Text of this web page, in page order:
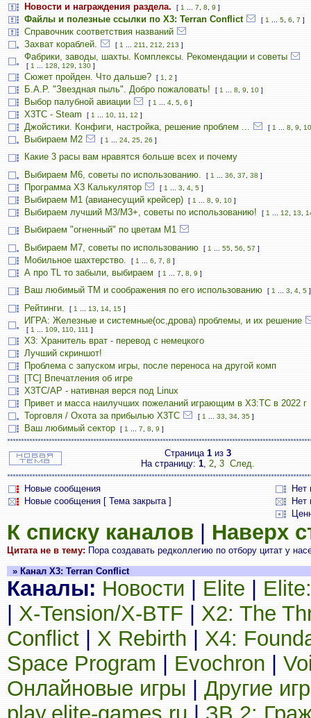
Новости и награждения раздела. [ 1 7 8 9 ]
Файлы и полезные ссылки по X3: Terran Conflict [ 1 5 6 7 ]
Справочник соответствия названий
Захват кораблей.
[ 1 211 212 213 ]
Фабрики, заводы, шахты. Комплексы. Рекомендации и советы
[ 1 128 129 130 ]
Сюжет пройден. Что дальше? [ 1 2 ]
Б.А.Р. "Звездная пыль". Добро пожаловать! [ 1 8 9 10 ]
Выбор палубной авиации [ 1 4 5 6 ]
X3TC - Steam [ 1 10 11 12 ]
Джойстики. Конфиги, настройка, решение проблем ... [ 1 8 9 10
Выбираем М2 [ 1 24 25 26 ]
Какие 3 расы вам нравятся больше всех и почему
Выбираем М6, советы по использованию.
[ 1 36 37 38 ]
Программа X3 Калькулятор [ 1 3 4 5 ]
Выбираем М1 (авианесущий крейсер) [ 1 8 9 10 ]
Выбираем лучший M3/M3+, советы по использованию! [ 1 12 13
Выбираем "огненный" по цветам М1
Выбираем М7, советы по использованию
[ 1 55 56 57 ]
Мобильное шахтерство. [ 1 6 7 8 ]
А про TL то забыли, выбираем [ 1 7 8 9 ]
Ваш любимый TM и соображения по его использованию [ 1 3 4 5 ]
Рейтинги. [ 1 13 14 15 ]
ИГРА: Железные и системные(ос,дрова) проблемы, и их решение
[ 1 109 110 111 ]
X3: Хранитель врат - перевод с немецкого
Лучший скриншот!
Проблема с запуском игры, после переноса на другой комп
[TC] Впечатления об игре
X3TC/AP - нативная верся под Linux
Привет и масса наилучших пожеланий играющим в X3:TC в 2022 г
Торговля / Охота за прибылью X3TC
[ 1 33 34 35 ]
Ваш любимый сектор [ 1 7 8 9 ]
Страница 1 из 3
На страницу: 1, 2, 3 След.
Новые сообщения
Нет
Новые сообщения [ Тема закрыта ]
Нет
К списку каналов Наверх
Цитата не в тему: Пора создавать редколлегию по отбору цитат у
» Канал X3: Terran Conflict
Каналы: Новости Elite
X-Tension/X-BTF
X2: The
Conflict
X Rebirth
X4:
Space Program
Evochron
Онлайновые игры
Другие